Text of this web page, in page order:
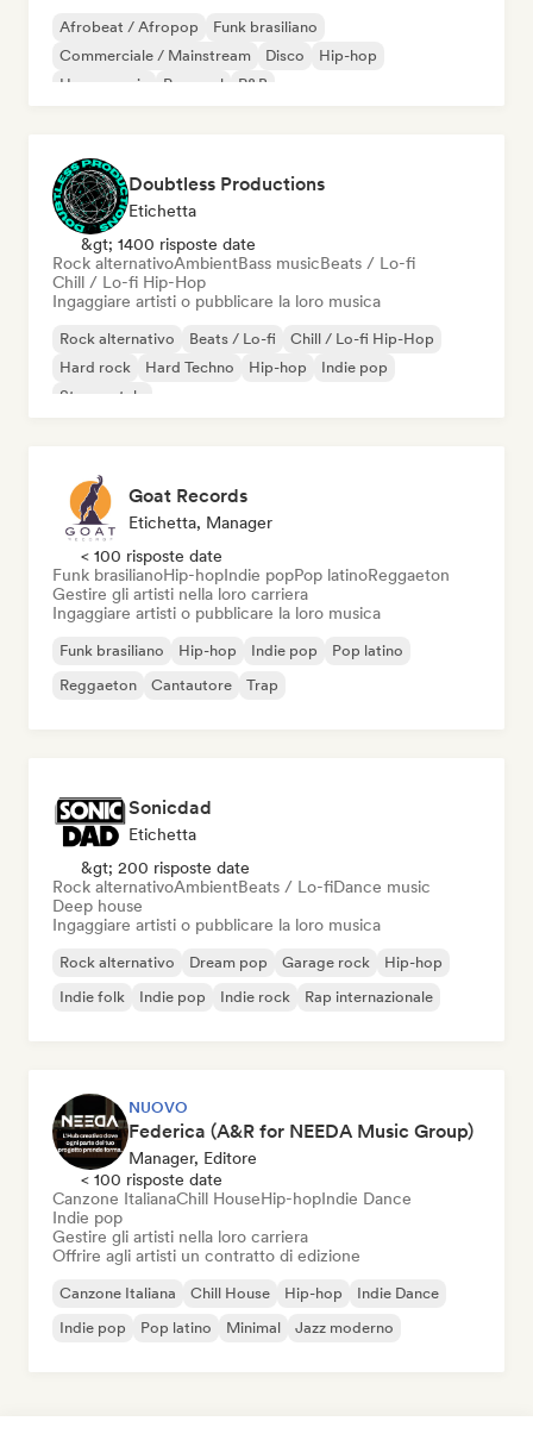
Afrobeat / Afropop
Funk brasiliano
Commerciale / Mainstream
Disco
Hip-hop
House music
Pop soul R&B
Doubtless Productions
Etichetta
&gt; 1400 risposte date
Rock alternativoAmbientBass musicBeats / Lo-fi
Chill / Lo-fi Hip-Hop
Ingaggiare artisti o pubblicare la loro musica
Rock alternativo Beats / Lo-fi
Chill / Lo-fi Hip-Hop
Hard rock
Hard Techno Hip-hop
Indie pop
Strumentale
Goat Records
Etichetta, Manager
< 100 risposte date
Funk brasilianoHip-hopIndie popPop latinoReggaeton
Gestire gli artisti nella loro carriera
Ingaggiare artisti o pubblicare la loro musica
Funk brasiliano Hip-hop Indie pop
Pop latino
Reggaeton
Cantautore Trap
Sonicdad
Etichetta
&gt; 200 risposte date
Rock alternativoAmbientBeats / Lo-fiDance music
Deep house
Ingaggiare artisti o pubblicare la loro musica
Rock alternativo Dream pop Garage rock
Hip-hop
Indie folk
Indie pop Indie rock Rap internazionale
NUOVO
Federica (A&R for NEEDA Music Group)
Manager, Editore
< 100 risposte date
Canzone ItalianaChill HouseHip-hopIndie Dance
Indie pop
Gestire gli artisti nella loro carriera
Offrire agli artisti un contratto di edizione
Canzone Italiana Chill House Hip-hop
Indie Dance
Indie pop
Pop latino Minimal Jazz moderno